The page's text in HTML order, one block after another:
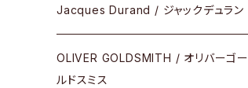
その他
SHINBARI（CRAFTSMAN EDITION）
URUSHI（CRAFTSMAN EDITION）
リサーチシリーズ
サブリメイションシリーズ
Jacques Durand / ジャックデュラン
OLIVER GOLDSMITH / オリバーゴー
ルドスミス